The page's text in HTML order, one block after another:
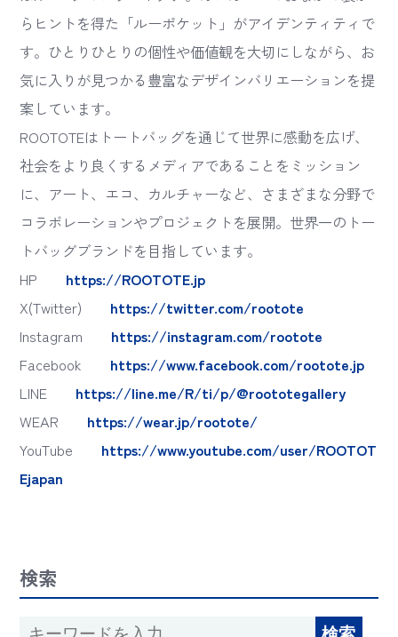
らヒントを得た「ルーポケット」がアイデンティティで
す。ひとりひとりの個性や価値観を大切にしながら、お
気に入りが見つかる豊富なデザインバリエーションを提
案しています。
ROOTOTEはトートバッグを通じて世界に感動を広げ、
社会をより良くするメディアであることをミッション
に、アート、エコ、カルチャーなど、さまざまな分野で
コラボレーションやプロジェクトを展開。世界一のトー
トバッグブランドを目指しています。
HP https://ROOTOTE.jp
X(Twitter) https://twitter.com/rootote
Instagram https://instagram.com/rootote
Facebook https://www.facebook.com/rootote.jp
LINE https://line.me/R/ti/p/@roototegallery
WEAR https://wear.jp/rootote/
YouTube https://www.youtube.com/user/ROOTOT
Ejapan
検索